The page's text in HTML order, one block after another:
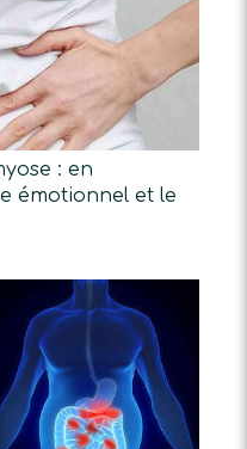
: en
émotionnel et le